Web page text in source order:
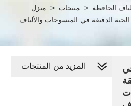
منزل > منتجات > الحافظة
الدقيقة في المنسوجات والألياف
المزيد من المنتجات